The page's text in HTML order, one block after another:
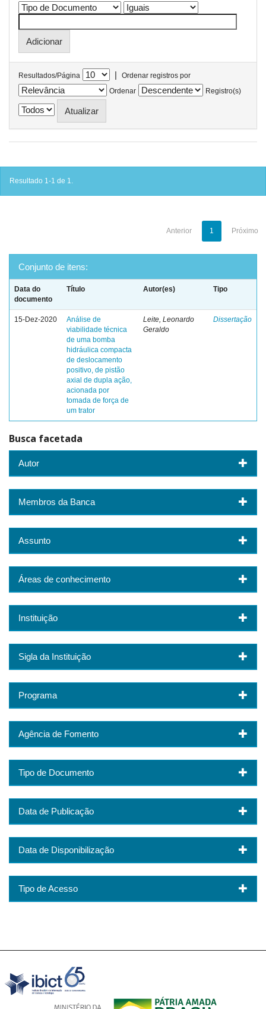
Resultados/Página |
Ordenar registros por
Ordenar
Registro(s)
Resultado 1-1 de 1.
Anterior 1 Próximo
Conjunto de itens:
Data do
documento
Título Autor(es) Tipo
15-Dez-2020
Análise de
viabilidade técnica
de uma bomba
hidráulica compacta
de deslocamento
positivo, de pistão
axial de dupla ação,
acionada por
tomada de força de
um trator
Leite, Leonardo
Geraldo
Dissertação
Busca facetada
Autor
Membros da Banca
Assunto
Áreas de conhecimento
Instituição
Sigla da Instituição
Programa
Agência de Fomento
Tipo de Documento
Data de Publicação
Data de Disponibilização
Tipo de Acesso